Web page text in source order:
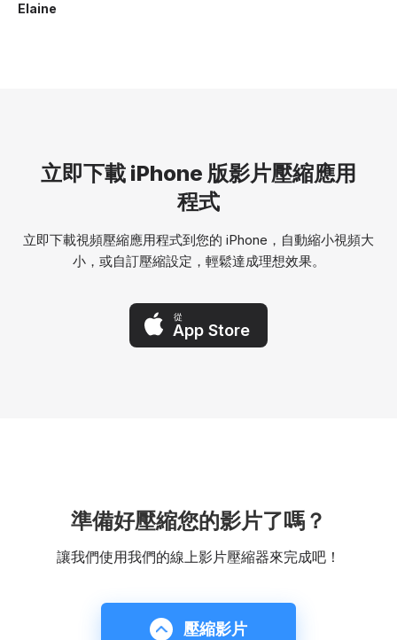
Elaine
立即下載 iPhone 版影片壓縮應用
程式
立即下載視頻壓縮應用程式到您的 iPhone，自動縮小視頻大
小，或自訂壓縮設定，輕鬆達成理想效果。
從
App Store
準備好壓縮您的影片了嗎？
讓我們使用我們的線上影片壓縮器來完成吧！
壓縮影片